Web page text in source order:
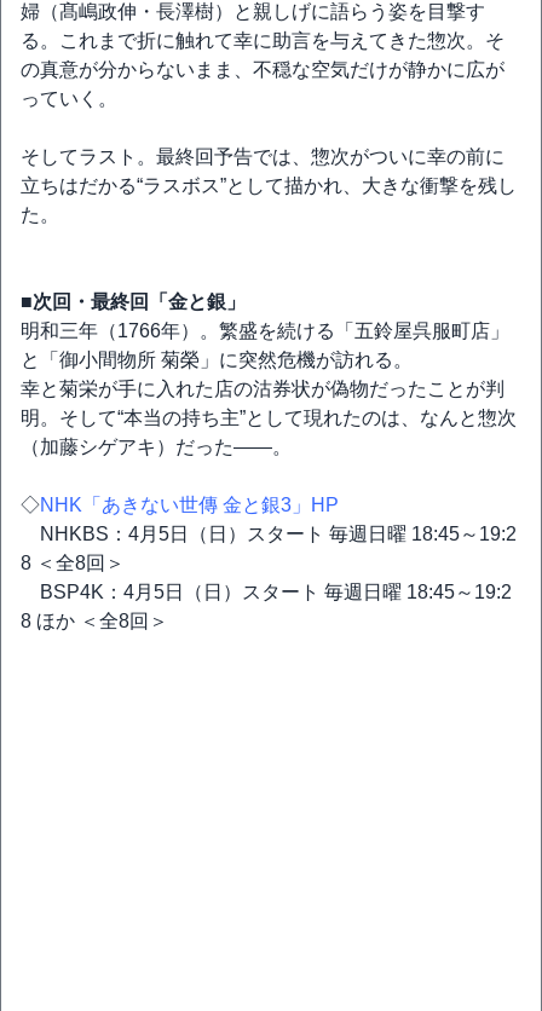
婦（髙嶋政伸・長澤樹）と親しげに語らう姿を目撃す
る。これまで折に触れて幸に助言を与えてきた惣次。そ
の真意が分からないまま、不穏な空気だけが静かに広が
っていく。
そしてラスト。最終回予告では、惣次がついに幸の前に
立ちはだかる“ラスボス”として描かれ、大きな衝撃を残し
た。
■次回・最終回「金と銀」
明和三年（1766年）。繁盛を続ける「五鈴屋呉服町店」
と「御小間物所 菊榮」に突然危機が訪れる。
幸と菊栄が手に入れた店の沽券状が偽物だったことが判
明。そして“本当の持ち主”として現れたのは、なんと惣次
（加藤シゲアキ）だった――。
◇NHK「あきない世傳 金と銀3」HP
NHKBS：4月5日（日）スタート 毎週日曜 18:45～19:2
8 ＜全8回＞
BSP4K：4月5日（日）スタート 毎週日曜 18:45～19:2
8 ほか ＜全8回＞